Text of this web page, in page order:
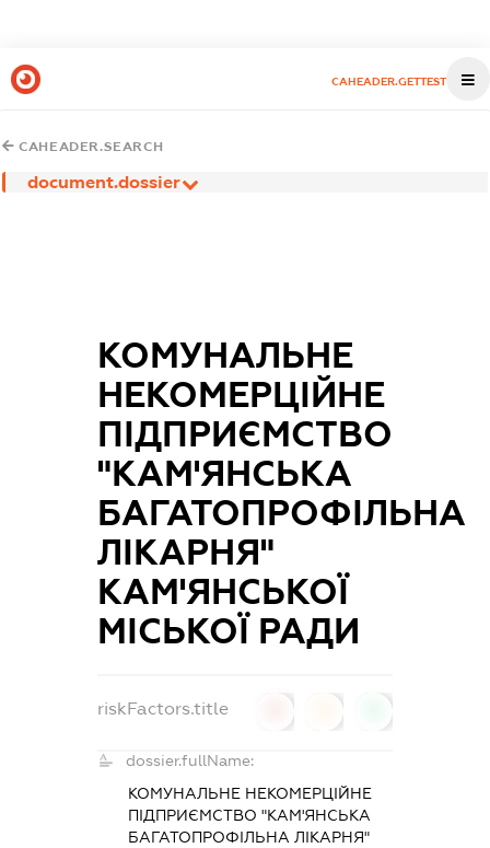
CAHEADER.GETTEST
CAHEADER.SEARCH
document.dossier
КОМУНАЛЬНЕ
НЕКОМЕРЦІЙНЕ
ПІДПРИЄМСТВО
"КАМ'ЯНСЬКА
БАГАТОПРОФІЛЬНА
ЛІКАРНЯ"
КАМ'ЯНСЬКОЇ
МІСЬКОЇ РАДИ
riskFactors.title
dossier.fullName:
КОМУНАЛЬНЕ НЕКОМЕРЦІЙНЕ
ПІДПРИЄМСТВО "КАМ'ЯНСЬКА
БАГАТОПРОФІЛЬНА ЛІКАРНЯ"